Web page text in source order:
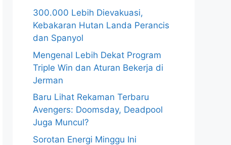
300.000 Lebih Dievakuasi,
Kebakaran Hutan Landa Perancis
dan Spanyol
Mengenal Lebih Dekat Program
Triple Win dan Aturan Bekerja di
Jerman
Baru Lihat Rekaman Terbaru
Avengers: Doomsday, Deadpool
Juga Muncul?
Sorotan Energi Minggu Ini